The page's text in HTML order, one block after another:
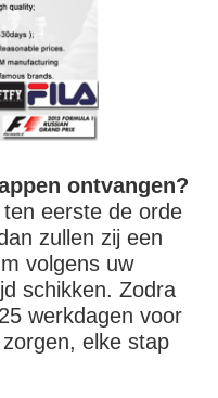
ontvangen?
eerste de orde
zullen zij een
volgens uw
schikken. Zodra
werkdagen voor
elke stap